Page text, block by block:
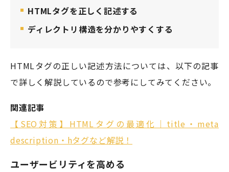
HTMLタグを正しく記述する
ディレクトリ構造を分かりやすくする
HTMLタグの正しい記述方法については、以下の記事
で詳しく解説しているので参考にしてみてください。
関連記事
【SEO対策】HTMLタグの最適化｜title・meta
description・hタグなど解説！
ユーザービリティを高める